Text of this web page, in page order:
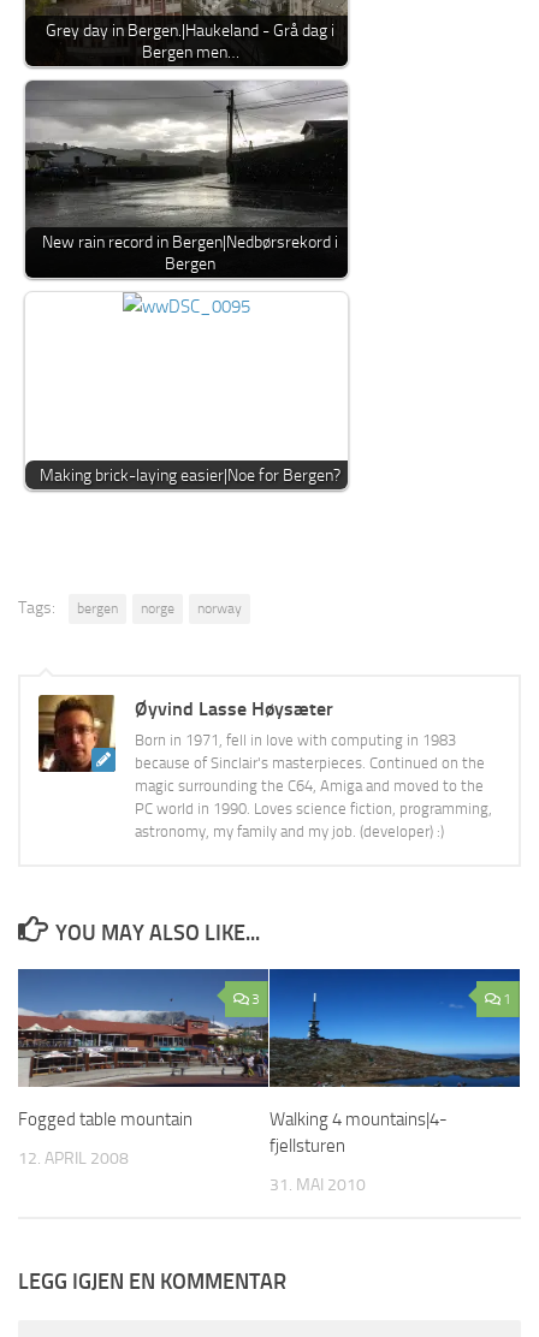
Grey day in Bergen.|Haukeland - Grå dag i
Bergen men…
New rain record in Bergen|Nedbørsrekord i
Bergen
Making brick-laying easier|Noe for Bergen?
Tags: bergen norge norway
Øyvind Lasse Høysæter
Born in 1971, fell in love with computing in 1983
because of Sinclair's masterpieces. Continued on the
magic surrounding the C64, Amiga and moved to the
PC world in 1990. Loves science fiction, programming,
astronomy, my family and my job. (developer) :)
YOU MAY ALSO LIKE...
3
Fogged table mountain
12. APRIL 2008
1
Walking 4 mountains|4-
fjellsturen
31. MAI 2010
LEGG IGJEN EN KOMMENTAR